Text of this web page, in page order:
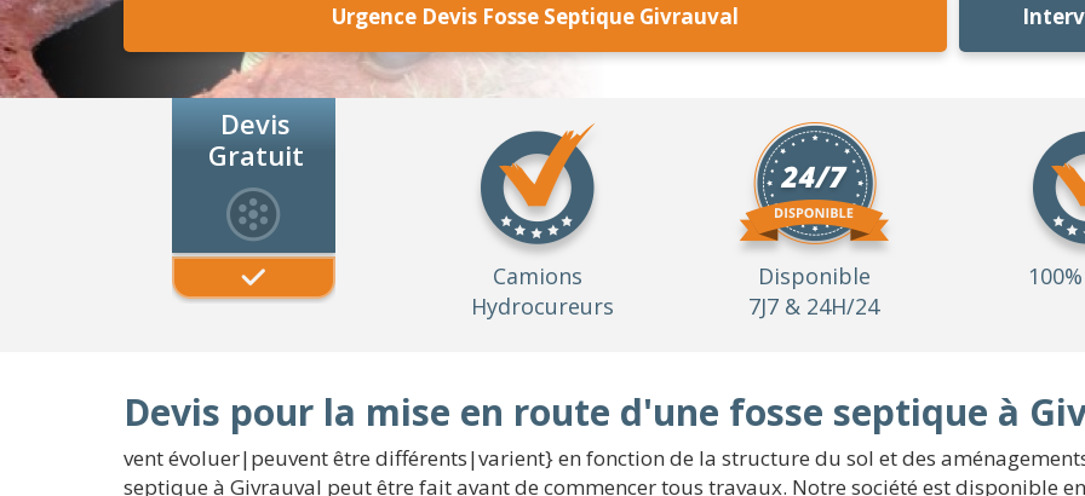
Urgence Devis Fosse Septique Givrauval
Devis
Gratuit
Camions
Hydrocureurs
Disponible
7J7 & 24H/24
Devis pour la mise en route d'une fosse septique à
vent évoluer|peuvent être différents|varient} en fonction de la structure du sol et des
septique à Givrauval peut être fait avant de commencer tous travaux. Notre société est disponible